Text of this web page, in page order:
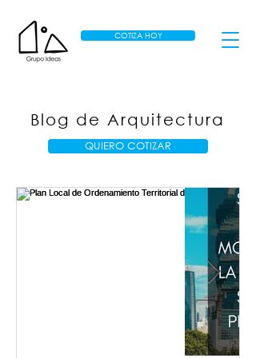
COTIZA HOY
Blog de Arquitectura
QUIERO COTIZAR